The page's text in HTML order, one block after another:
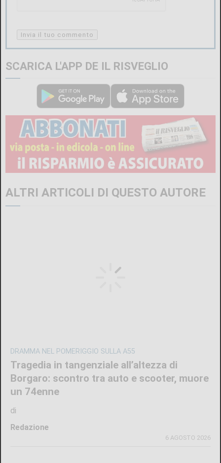
SCARICA L'APP DE IL RISVEGLIO
ALTRI ARTICOLI DI QUESTO AUTORE
DRAMMA NEL POMERIGGIO SULLA A55
Tragedia in tangenziale all’altezza di
Borgaro: scontro tra auto e scooter, muore
un 74enne
di
Redazione
6 AGOSTO 2026